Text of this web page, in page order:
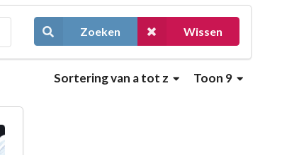
Zoeken Wissen
Toon 9
Sorteringvan a tot z